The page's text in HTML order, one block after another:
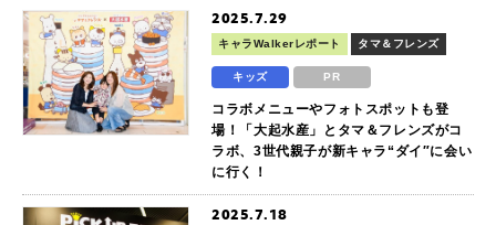
2025.7.29
キャラWalkerレポート タマ＆フレンズ
キッズ PR
コラボメニューやフォトスポットも登
場！「大起水産」とタマ＆フレンズがコ
ラボ、3世代親子が新キャラ“ダイ″に会い
に行く！
2025.7.18